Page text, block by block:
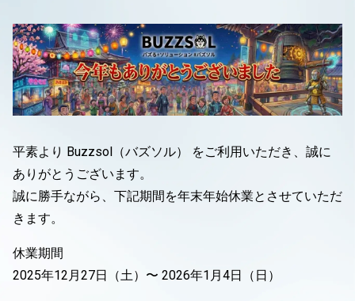
平素より Buzzsol（バズソル） をご利用いただき、誠に
ありがとうございます。
誠に勝手ながら、下記期間を年末年始休業とさせていただ
きます。
休業期間
2025年12月27日（土）〜 2026年1月4日（日）